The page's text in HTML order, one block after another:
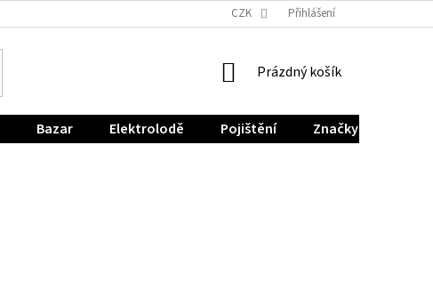
CZK Přihlášení
NÁKUPNÍ
Prázdný košík
Bazar Elektrolodě Pojištění Značky